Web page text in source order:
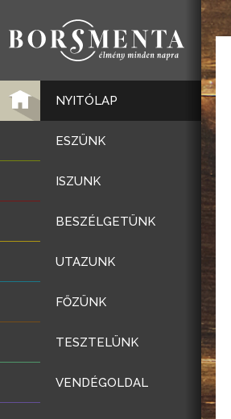
NYITÓLAP
ESZÜNK
ISZUNK
BESZÉLGETÜNK
UTAZUNK
FŐZÜNK
TESZTELÜNK
VENDÉGOLDAL